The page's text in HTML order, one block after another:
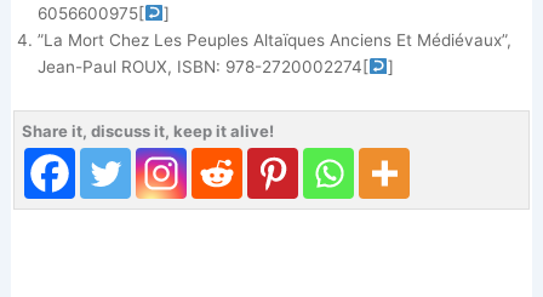
6056600975[
]
”La Mort Chez Les Peuples Altaïques Anciens Et Médiévaux”,
Jean-Paul ROUX, ISBN: ‎978-2720002274[ ]
Share it, discuss it, keep it alive!